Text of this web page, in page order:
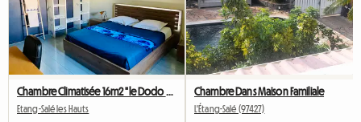
Etang-Salé les Hauts
Chambre Dans Maison Familiale
L'Étang-Salé (97427)